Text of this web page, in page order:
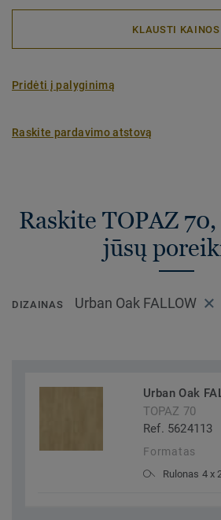
KLAUSTI KAINOS
Pridėti į palyginimą
Raskite pardavimo atstovą
Raskite TOPAZ
jūsų
DIZAINAS Urban Oak FALLOW
Urban Oak
TOPAZ 70
Ref. 5624113
Formatas
Rulonas 4 x